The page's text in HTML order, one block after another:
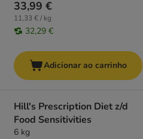
33,99 €
11,33 € / kg
32,29 €
Adicionar ao carrinho
Hill's Prescription Diet z/d
Food Sensitivities
6 kg